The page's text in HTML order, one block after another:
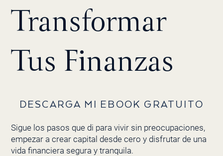
Transformar
Tus Finanzas
DESCARGA MI EBOOK GRATUITO
Sigue los pasos que di para vivir sin preocupaciones,
empezar a crear capital desde cero y disfrutar de una
vida financiera segura y tranquila.